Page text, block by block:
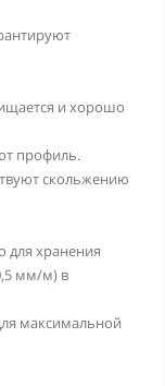
и хорошо
профиль.
скольжению
для хранения
мм/м) в
максимальной